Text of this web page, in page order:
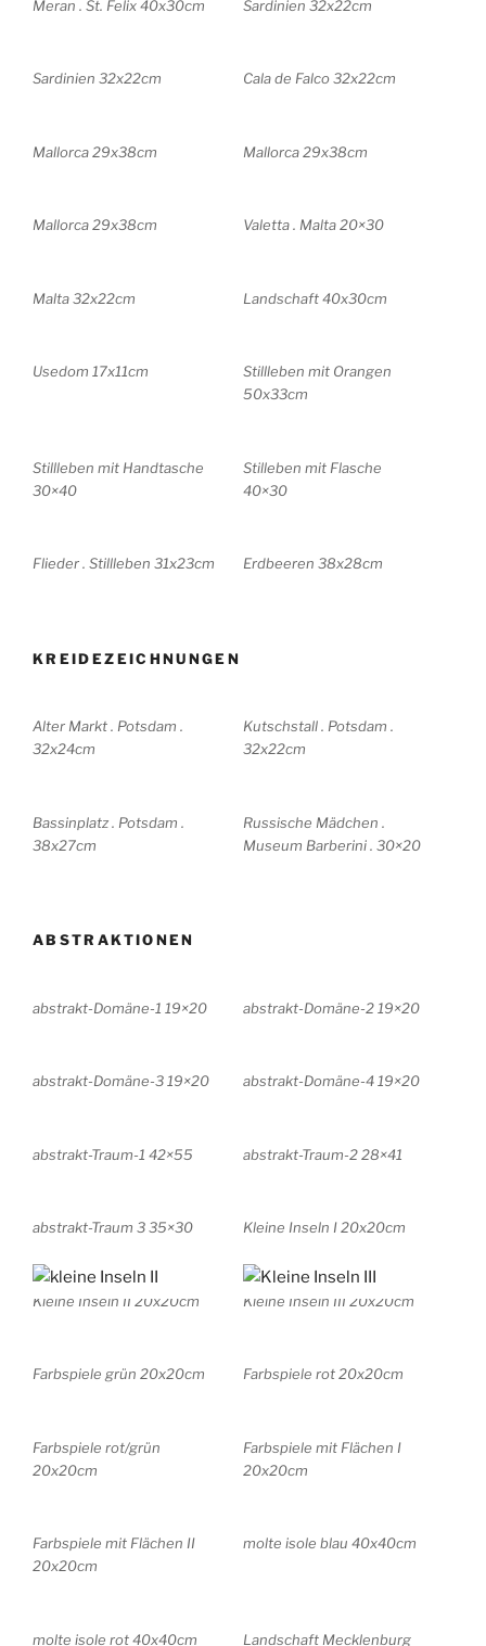
Meran . St. Felix 40x30cm Sardinien 32x22cm
Sardinien 32x22cm Cala de Falco 32x22cm
Mallorca 29x38cm Mallorca 29x38cm
Mallorca 29x38cm Valetta . Malta 20×30
Malta 32x22cm Landschaft 40x30cm
Usedom 17x11cm
Stillleben mit Orangen
50x33cm
Stillleben mit Handtasche
30×40
Stilleben mit Flasche
40×30
Flieder . Stillleben 31x23cm Erdbeeren 38x28cm
KREIDEZEICHNUNGEN
Alter Markt . Potsdam .
32x24cm
Kutschstall . Potsdam .
32x22cm
Bassinplatz . Potsdam .
38x27cm
Russische Mädchen .
Museum Barberini . 30×20
ABSTRAKTIONEN
abstrakt-Domäne-1 19×20 abstrakt-Domäne-2 19×20
abstrakt-Domäne-3 19×20 abstrakt-Domäne-4 19×20
abstrakt-Traum-1 42×55 abstrakt-Traum-2 28×41
abstrakt-Traum 3 35×30 Kleine Inseln I 20x20cm
Kleine Inseln II 20x20cm Kleine Inseln III 20x20cm
Farbspiele grün 20x20cm Farbspiele rot 20x20cm
Farbspiele rot/grün
20x20cm
Farbspiele mit Flächen I
20x20cm
Farbspiele mit Flächen II
20x20cm
molte isole blau 40x40cm
molte isole rot 40x40cm Landschaft Mecklenburg